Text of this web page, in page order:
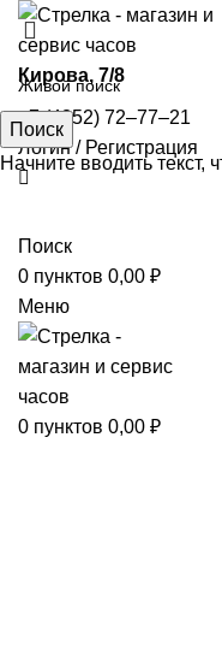
​Кирова, 7/8
+7 (4852) 72‒77‒21
Логин / Регистрация
Поиск
0 пунктов 0,00 ₽
Меню
0 пунктов 0,00 ₽
Поиск
Начните вводить